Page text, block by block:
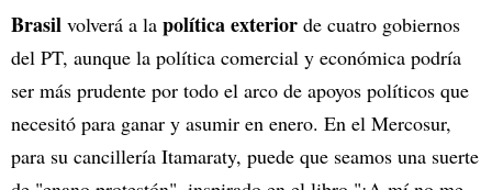
Brasil volverá a la política exterior de cuatro gobiernos
del PT, aunque la política comercial y económica podría
ser más prudente por todo el arco de apoyos políticos que
necesitó para ganar y asumir en enero. En el Mercosur,
para su cancillería Itamaraty, puede que seamos una suerte